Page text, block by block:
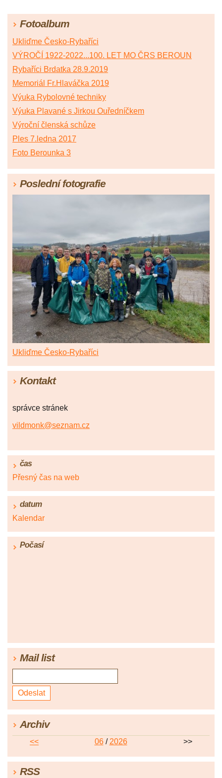
Fotoalbum
Ukliďme Česko-Rybaříci
VÝROČÍ 1922-2022...100. LET MO ČRS BEROUN
Rybaříci Brdatka 28.9.2019
Memoriál Fr.Hlaváčka 2019
Výuka Rybolovné techniky
Výuka Plavané s Jirkou Ouředníčkem
Výroční členská schůze
Ples 7.ledna 2017
Foto Berounka 3
Poslední fotografie
Ukliďme Česko-Rybaříci
Kontakt
správce stránek
vildmonk@seznam.cz
čas
Přesný čas na web
datum
Kalendar
Počasí
Mail list
Archiv
<< 06/ 2026 >>
RSS